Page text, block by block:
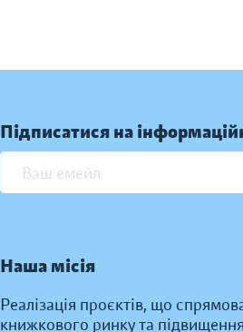
Підписатися на
Наша місія
Реалізація проєктів, що
книжкового ринку та